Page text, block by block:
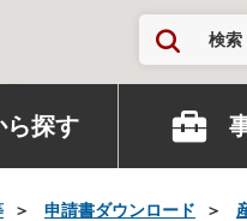
検索
ら探す
申請書ダウンロード